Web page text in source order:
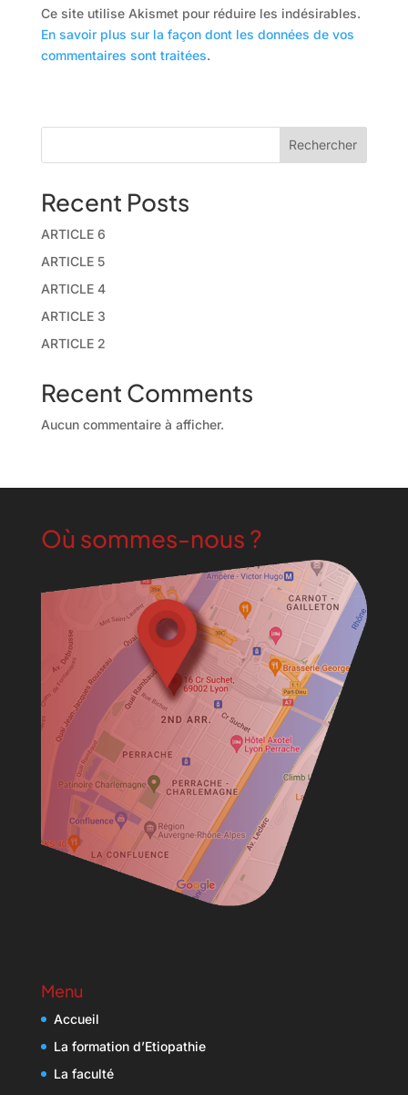
t
e
r
:
Ce site utilise Akismet pour réduire les indésirables.
En savoir plus sur la façon dont les données de vos
commentaires sont traitées.
Rechercher
Recent Posts
ARTICLE 6
ARTICLE 5
ARTICLE 4
ARTICLE 3
ARTICLE 2
Recent Comments
Aucun commentaire à afficher.
Où sommes-nous ?
Menu
Accueil
La formation d’Etiopathie
La faculté